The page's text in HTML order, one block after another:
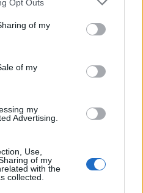
Opt Outs
of my
of my
my
Advertising.
Use,
of my
with the
collected.
Venezia
Lecce
Venezia
09 Venezia
09